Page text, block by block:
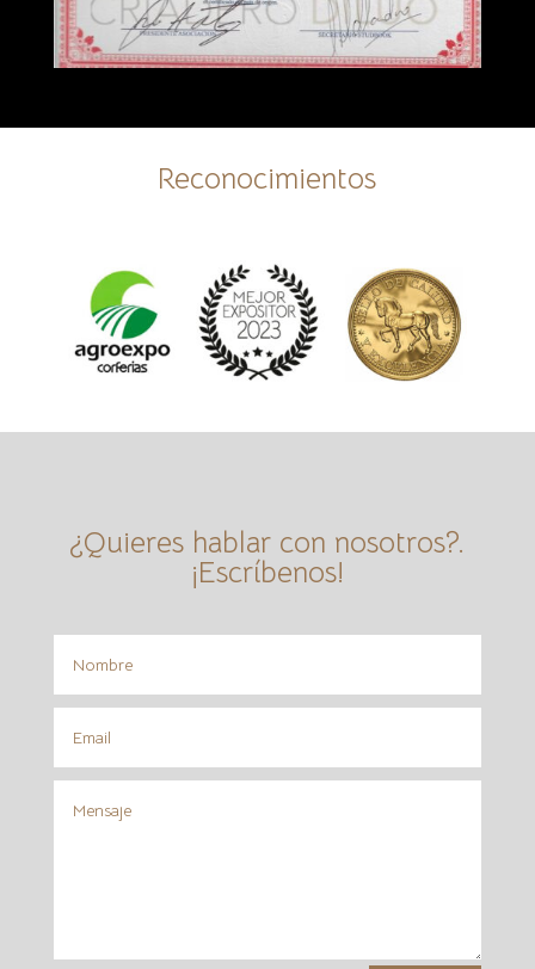
Reconocimientos
¿Quieres hablar con nosotros?.
¡Escríbenos!